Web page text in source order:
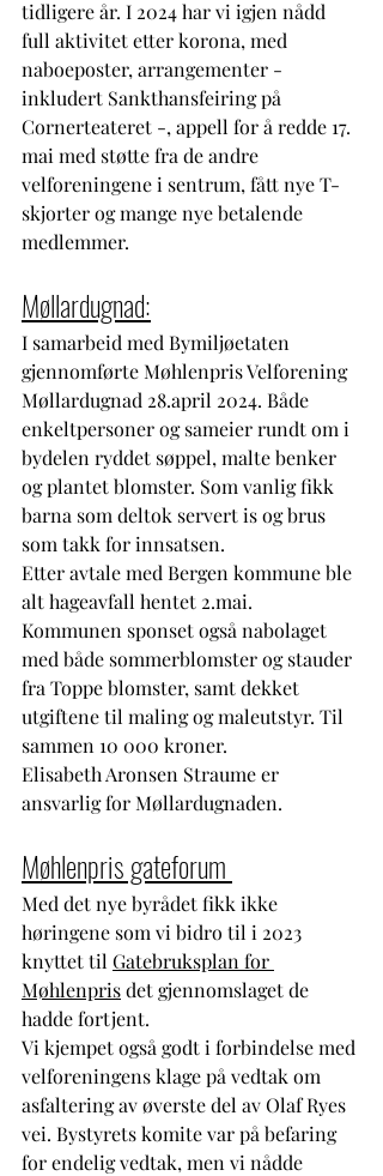
tidligere år. I 2024 har vi igjen nådd
full aktivitet etter korona, med
naboeposter, arrangementer -
inkludert Sankthansfeiring på
Cornerteateret -, appell for å redde 17.
mai med støtte fra de andre
velforeningene i sentrum, fått nye T-
skjorter og mange nye betalende
medlemmer.
Møllardugnad:
I samarbeid med Bymiljøetaten
gjennomførte Møhlenpris Velforening
Møllardugnad 28.april 2024. Både
enkeltpersoner og sameier rundt om i
bydelen ryddet søppel, malte benker
og plantet blomster. Som vanlig fikk
barna som deltok servert is og brus
som takk for innsatsen.
Etter avtale med Bergen kommune ble
alt hageavfall hentet 2.mai.
Kommunen sponset også nabolaget
med både sommerblomster og stauder
fra Toppe blomster, samt dekket
utgiftene til maling og maleutstyr. Til
sammen 10 000 kroner.
Elisabeth Aronsen Straume er
ansvarlig for Møllardugnaden.
Møhlenpris gateforum
Med det nye byrådet fikk ikke
høringene som vi bidro til i 2023
knyttet til Gatebruksplan for
Møhlenpris det gjennomslaget de
hadde fortjent.
Vi kjempet også godt i forbindelse med
velforeningens klage på vedtak om
asfaltering av øverste del av Olaf Ryes
vei. Bystyrets komite var på befaring
for endelig vedtak, men vi nådde